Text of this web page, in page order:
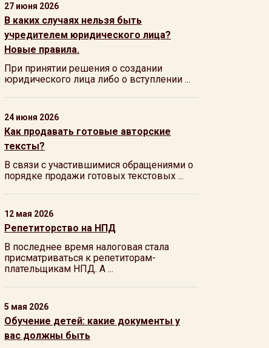
27 июня 2026
В каких случаях нельзя быть
учредителем юридического лица?
Новые правила.
При принятии решения о создании
юридического лица либо о вступлении ...
24 июня 2026
Как продавать готовые авторские
тексты?
В связи с участившимися обращениями о
порядке продажи готовых текстовых ...
12 мая 2026
Репетиторство на НПД
В последнее время налоговая стала
присматриваться к репетиторам-
плательщикам НПД. А ...
5 мая 2026
Обучение детей: какие документы у
вас должны быть